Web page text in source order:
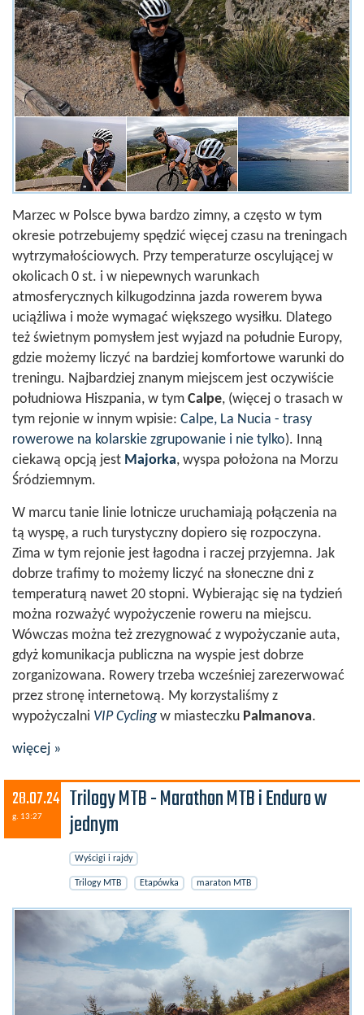
Marzec w Polsce bywa bardzo zimny, a często w tym
okresie potrzebujemy spędzić więcej czasu na treningach
wytrzymałościowych. Przy temperaturze oscylującej w
okolicach 0 st. i w niepewnych warunkach
atmosferycznych kilkugodzinna jazda rowerem bywa
uciążliwa i może wymagać większego wysiłku. Dlatego
też świetnym pomysłem jest wyjazd na południe Europy,
gdzie możemy liczyć na bardziej komfortowe warunki do
treningu. Najbardziej znanym miejscem jest oczywiście
południowa Hiszpania, w tym Calpe, (więcej o trasach w
tym rejonie w innym wpisie: Calpe, La Nucia - trasy
rowerowe na kolarskie zgrupowanie i nie tylko). Inną
ciekawą opcją jest Majorka, wyspa położona na Morzu
Śródziemnym.
W marcu tanie linie lotnicze uruchamiają połączenia na
tą wyspę, a ruch turystyczny dopiero się rozpoczyna.
Zima w tym rejonie jest łagodna i raczej przyjemna. Jak
dobrze trafimy to możemy liczyć na słoneczne dni z
temperaturą nawet 20 stopni. Wybierając się na tydzień
można rozważyć wypożyczenie roweru na miejscu.
Wówczas można też zrezygnować z wypożyczanie auta,
gdyż komunikacja publiczna na wyspie jest dobrze
zorganizowana. Rowery trzeba wcześniej zarezerwować
przez stronę internetową. My korzystaliśmy z
wypożyczalni VIP Cycling w miasteczku Palmanova.
więcej »
28.07.24
g. 13:27
Trilogy MTB - Marathon MTB i Enduro w
jednym
Wyścigi i rajdy
Trilogy MTB Etapówka maraton MTB